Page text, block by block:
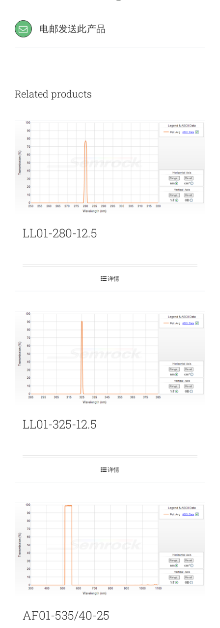
电邮发送此产品
Related products
LL01-280-12.5
详情
LL01-325-12.5
详情
AF01-535/40-25